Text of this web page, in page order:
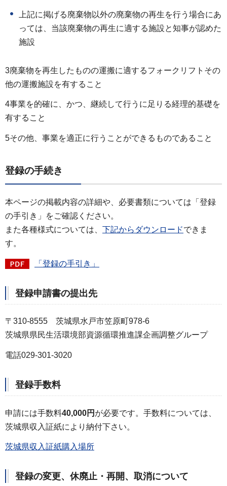
上記に掲げる廃棄物以外の廃棄物の再生を行う場合にあ
っては、当該廃棄物の再生に適する施設と知事が認めた
施設
3廃棄物を再生したものの運搬に適するフォークリフトその
他の運搬施設を有すること
4事業を的確に、かつ、継続して行うに足りる経理的基礎を
有すること
5その他、事業を適正に行うことができるものであること
登録の手続き
本ページの掲載内容の詳細や、必要書類については「登録
の手引き」をご確認ください。
また各種様式については、 下記からダウンロードできま
す。
「登録の手引き」
登録申請書の提出先
〒310-8555 茨城県水戸市笠原町978-6
茨城県県民生活環境部資源循環推進課企画調整グループ
電話029-301-3020
登録手数料
申請には手数料40,000円 が必要です。手数料については、
茨城県収入証紙により納付下さい。
茨城県収入証紙購入場所
登録の変更、休廃止・再開、取消について